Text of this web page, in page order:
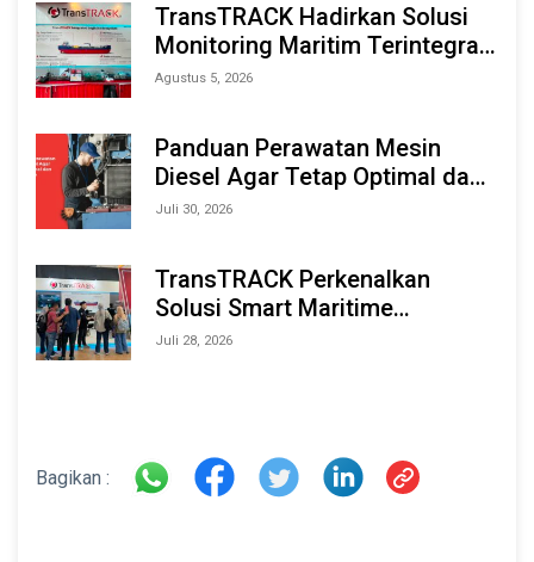
TransTRACK Hadirkan Solusi
Monitoring Maritim Terintegrasi
Berbasis AI & IoT di Indonesia
Agustus 5, 2026
Panduan Perawatan Mesin
Diesel Agar Tetap Optimal dan
Tahan Lama
Juli 30, 2026
TransTRACK Perkenalkan
Solusi Smart Maritime
Monitoring Berbasis AI dan IoT
Juli 28, 2026
Bagikan :